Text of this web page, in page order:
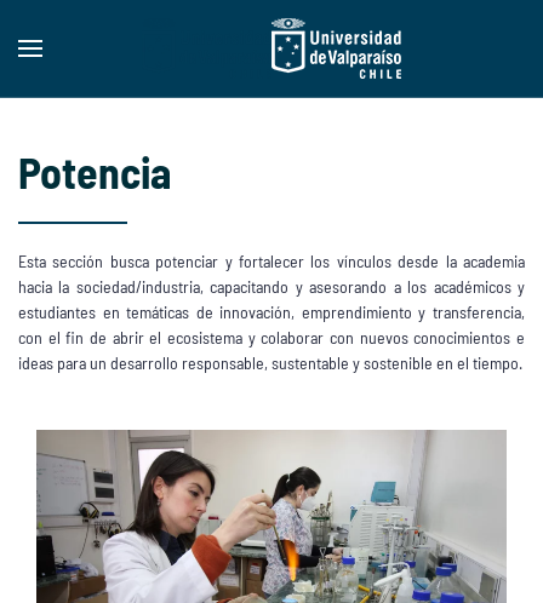
Potencia
Esta sección busca potenciar y fortalecer los vínculos desde la academia
hacia la sociedad/industria, capacitando y asesorando a los académicos y
estudiantes en temáticas de innovación, emprendimiento y transferencia,
con el fin de abrir el ecosistema y colaborar con nuevos conocimientos e
ideas para un desarrollo responsable, sustentable y sostenible en el tiempo.